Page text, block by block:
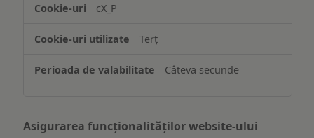
informațiilor
pe
dispozitiv
cX_P
Terț
Câteva secunde
Asigurarea funcționalităților website-ului